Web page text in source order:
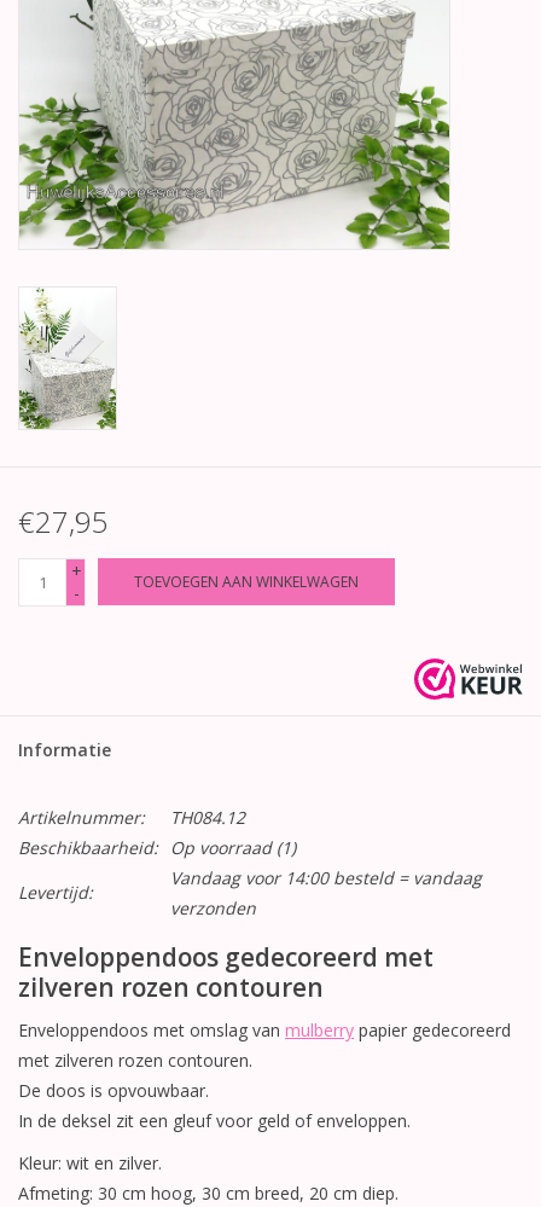
€27,95
+
-
TOEVOEGEN AAN WINKELWAGEN
Informatie
Artikelnummer:
TH084.12
Beschikbaarheid:
Op voorraad(1)
Levertijd:
Vandaag voor 14:00 besteld = vandaag
verzonden
Enveloppendoos gedecoreerd met
zilveren rozen contouren
Enveloppendoos met omslag van mulberry papier gedecoreerd
met zilveren rozen contouren.
De doos is opvouwbaar.
In de deksel zit een gleuf voor geld of enveloppen.
Kleur: wit en zilver.
Afmeting: 30 cm hoog, 30 cm breed, 20 cm diep.